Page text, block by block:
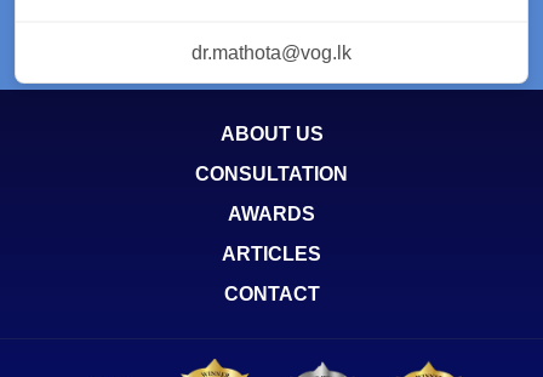
dr.mathota@vog.lk
ABOUT US
CONSULTATION
AWARDS
ARTICLES
CONTACT